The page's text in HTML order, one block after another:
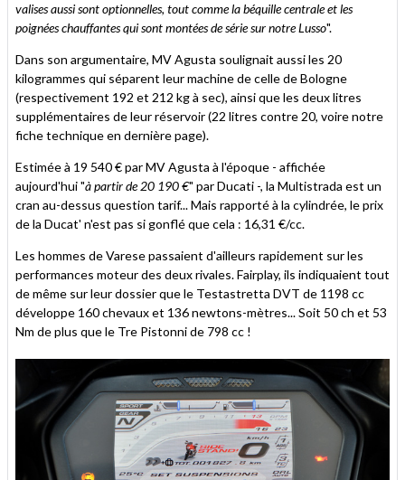
valises aussi sont optionnelles, tout comme la béquille centrale et les
poignées chauffantes qui sont montées de série sur notre Lusso".
Dans son argumentaire, MV Agusta soulignait aussi les 20
kilogrammes qui séparent leur machine de celle de Bologne
(respectivement 192 et 212 kg à sec), ainsi que les deux litres
supplémentaires de leur réservoir (22 litres contre 20, voire notre
fiche technique en dernière page).
Estimée à 19 540 € par MV Agusta à l'époque - affichée
aujourd'hui "à partir de 20 190 €" par Ducati -, la Multistrada est un
cran au-dessus question tarif... Mais rapporté à la cylindrée, le prix
de la Ducat' n'est pas si gonflé que cela : 16,31 €/cc.
Les hommes de Varese passaient d'ailleurs rapidement sur les
performances moteur des deux rivales. Fairplay, ils indiquaient tout
de même sur leur dossier que le Testastretta DVT de 1198 cc
développe 160 chevaux et 136 newtons-mètres... Soit 50 ch et 53
Nm de plus que le Tre Pistonni de 798 cc !